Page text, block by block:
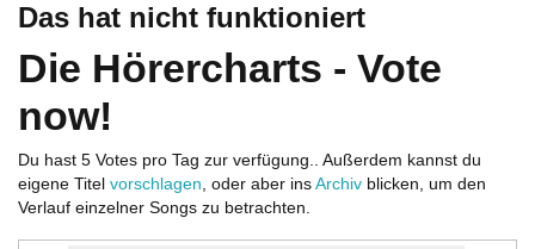
Das hat nicht funktioniert
Die Hörercharts - Vote
now!
Du hast 5 Votes pro Tag zur verfügung.. Außerdem kannst du
eigene Titel vorschlagen, oder aber ins Archiv blicken, um den
Verlauf einzelner Songs zu betrachten.